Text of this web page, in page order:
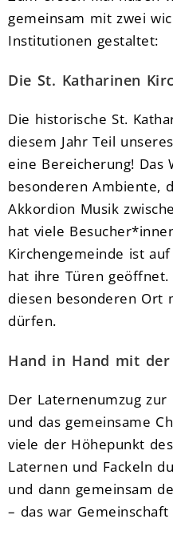
gemeinsam mit zwei
Institutionen gestaltet:
Die St. Katharinen
Die historische St.
diesem Jahr Teil
eine Bereicherung! Das
besonderen Ambiente,
Akkordion Musik
hat viele
Kirchengemeinde ist
hat ihre Türen geöffnet.
diesen besonderen Ort
dürfen.
Hand in Hand mit
Der Laternenumzug
und das gemeinsame
viele der Höhepunkt
Laternen und Fackeln
und dann gemeinsam
– das war